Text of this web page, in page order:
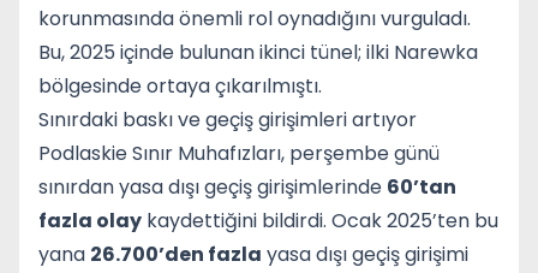
korunmasında önemli rol oynadığını vurguladı.
Bu, 2025 içinde bulunan ikinci tünel; ilki Narewka
bölgesinde ortaya çıkarılmıştı.
Sınırdaki baskı ve geçiş girişimleri artıyor
Podlaskie Sınır Muhafızları, perşembe günü
sınırdan yasa dışı geçiş girişimlerinde 60’tan
fazla olay kaydettiğini bildirdi. Ocak 2025’ten bu
yana 26.700’den fazla yasa dışı geçiş girişimi